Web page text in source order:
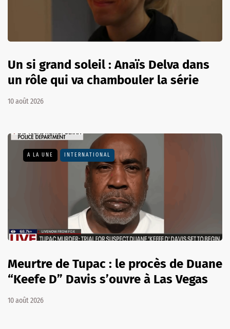
Un si grand soleil : Anaïs Delva dans
un rôle qui va chambouler la série
10 août 2026
A LA UNE INTERNATIONAL
Meurtre de Tupac : le procès de Duane
“Keefe D” Davis s’ouvre à Las Vegas
10 août 2026